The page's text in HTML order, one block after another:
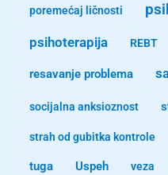
poremećaj ličnosti
psihoterapija REBT
resavanje problema
socijalna anksioznost
strah od gubitka kontrole
tuga Uspeh veza